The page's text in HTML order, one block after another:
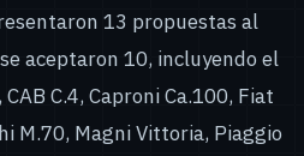
13 propuestas al
aceptaron 10, incluyendo el
C.4, Caproni Ca.100, Fiat
M.70, Magni Vittoria, Piaggio